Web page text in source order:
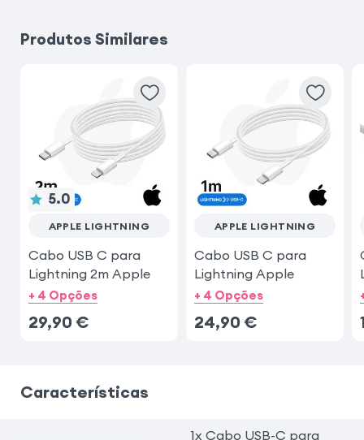
Produtos Similares
5.0
APPLE LIGHTNING
Cabo USB C para
Lightning 2m Apple
+ 4 Opções
29,90 €
APPLE LIGHTNING
Cabo USB C para
Lightning Apple
+ 4 Opções
24,90 €
Características
1x Cabo USB-C para